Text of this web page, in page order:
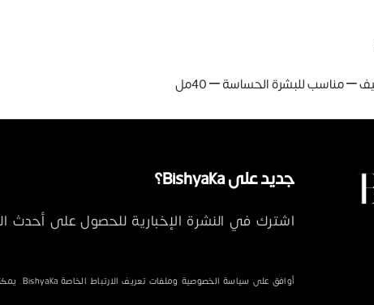
مناسب للبشرة الحساسة – 40مل
جديد على Bishyaka؟
اشترك في النشرة الإخبارية للحصول على أحدث
أوافق على سياسة الخصوصية وملفات تعريف الارتباط الخاصة Bishyaka. يمكنك إلغاء الاشتراك في أي وقت.